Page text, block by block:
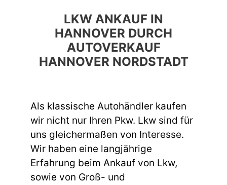
LKW ANKAUF IN
HANNOVER DURCH
AUTOVERKAUF
HANNOVER NORDSTADT
Als klassische Autohändler kaufen
wir nicht nur Ihren Pkw. Lkw sind für
uns gleichermaßen von Interesse.
Wir haben eine langjährige
Erfahrung beim Ankauf von Lkw,
sowie von Groß- und